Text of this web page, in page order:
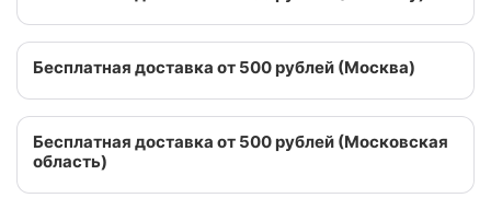
Бесплатная доставка от 500 рублей (Москва)
Бесплатная доставка от 500 рублей (Московская
область)